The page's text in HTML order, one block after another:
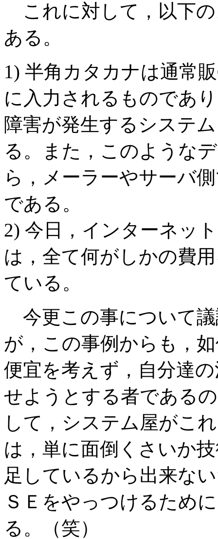
これに対して，以下
ある。
1) 半角カタカナは通常
に入力されるものであ
障害が発生するシステ
る。また，このような
ら，メーラーやサーバ
である。
2) 今日，インターネッ
は，全て何がしかの費
ている。
今更この事について
が，この事例からも，
便宜を考えず，自分達
せようとする者である
して，システム屋がこ
は，単に面倒くさいか
足しているから出来な
ＳＥをやっつけるため
る。（笑）